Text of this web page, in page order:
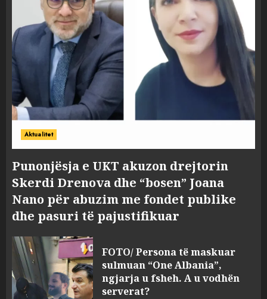
Aktualitet
Punonjësja e UKT akuzon drejtorin
Skerdi Drenova dhe “bosen” Joana
Nano për abuzim me fondet publike
dhe pasuri të pajustifikuar
FOTO/ Persona të maskuar
sulmuan “One Albania”,
ngjarja u fsheh. A u vodhën
serverat?